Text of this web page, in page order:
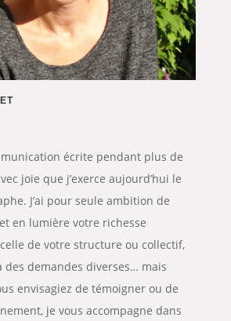
écrite pendant plus de
joie que j’exerce aujourd’hui le
J’ai pour seule ambition de
en lumière votre richesse
de votre structure ou collectif,
des demandes diverses… mais
envisagiez de témoigner ou de
je vous accompagne dans